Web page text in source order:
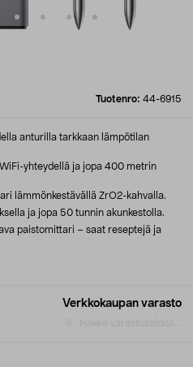
Tuotenro: 44-6915
Verkkokaupan varasto
anturilla tarkkaan lämpötilan
yhteydellä ja jopa 400 metrin
lämmönkestävällä ZrO2-kahvalla.
ja jopa 50 tunnin akunkestolla.
paistomittari – saat reseptejä ja